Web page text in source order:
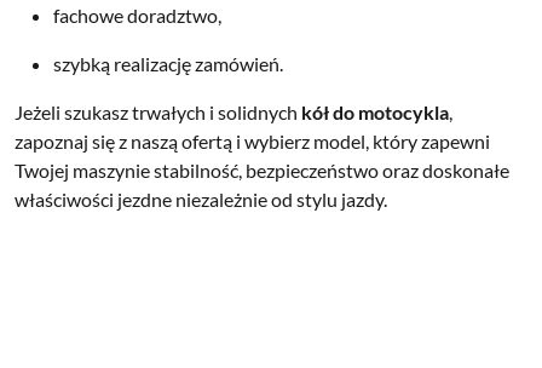
fachowe doradztwo,
szybką realizację zamówień.
Jeżeli szukasz trwałych i solidnych kół do motocykla,
zapoznaj się z naszą ofertą i wybierz model, który zapewni
Twojej maszynie stabilność, bezpieczeństwo oraz doskonałe
właściwości jezdne niezależnie od stylu jazdy.